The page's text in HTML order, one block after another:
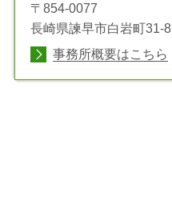
〒854-0077
長崎県諫早市白岩町31-8
事務所概要はこちら